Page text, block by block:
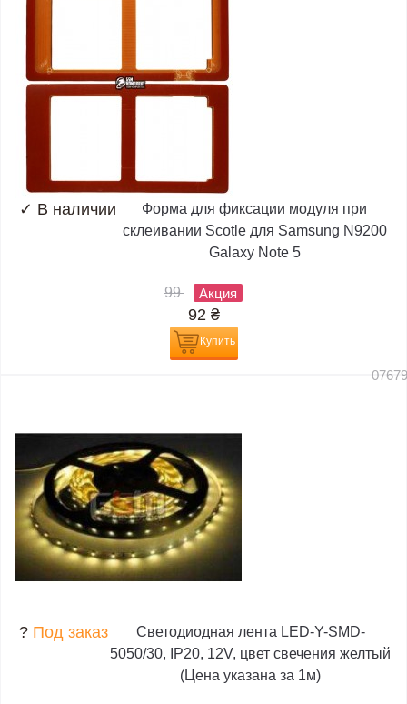
✓ В наличии
Форма для фиксации модуля при
склеивании Scotle для Samsung N9200
Galaxy Note 5
99 Акция
92 ₴
Купить
? Под заказ
Светодиодная лента LED-Y-SMD-
5050/30, IP20, 12V, цвет свечения желтый
(Цена указана за 1м)